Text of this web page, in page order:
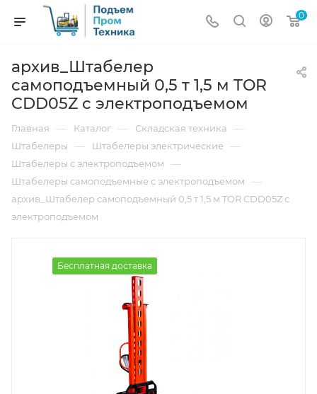
0
архив_Штабелер
самоподъемный 0,5 т 1,5 м TOR
CDD05Z с электроподъемом
Главная — Каталог — Складская техника —
Штабелеры — Штабелеры электрические —
Штабелеры с электроподъемом —
Штабелеры самоподъемные с электроподъемом —
архив_Штабелер самоподъемный 0,5 т 1,5 м TOR CDD05Z с
электроподъемом
Бесплатная доставка